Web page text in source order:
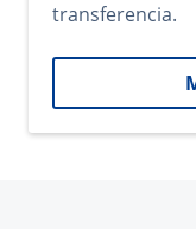
transferencia.